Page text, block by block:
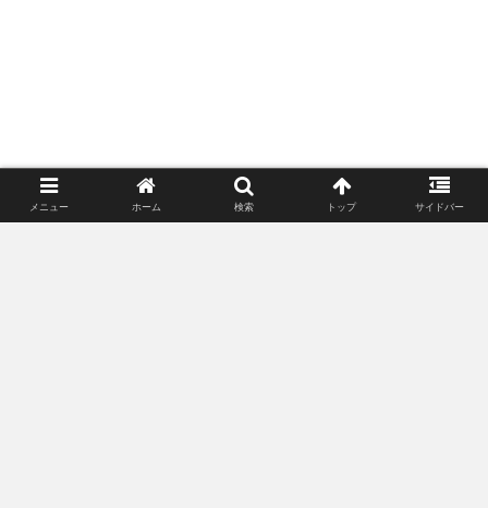
メニュー ホーム 検索 トップ サイドバー